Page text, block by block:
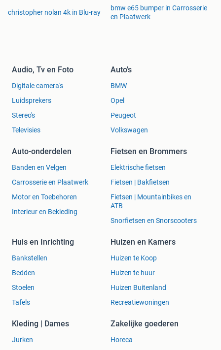
christopher nolan 4k in Blu-ray
bmw e65 bumper in Carrosserie
en Plaatwerk
Audio, Tv en Foto
Digitale camera's
Luidsprekers
Stereo's
Televisies
Auto's
BMW
Opel
Peugeot
Volkswagen
Auto-onderdelen
Banden en Velgen
Carrosserie en Plaatwerk
Motor en Toebehoren
Interieur en Bekleding
Fietsen en Brommers
Elektrische fietsen
Fietsen | Bakfietsen
Fietsen | Mountainbikes en
ATB
Snorfietsen en Snorscooters
Huis en Inrichting
Bankstellen
Bedden
Stoelen
Tafels
Huizen en Kamers
Huizen te Koop
Huizen te huur
Huizen Buitenland
Recreatiewoningen
Kleding | Dames
Jurken
Zakelijke goederen
Horeca